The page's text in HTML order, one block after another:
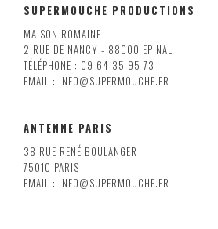
SUPERMOUCHE PRODUCTIONS
MAISON ROMAINE
2 RUE DE NANCY - 88000 EPINAL
TÉLÉPHONE : 09 64 35 95 73
EMAIL : INFO@SUPERMOUCHE.FR
ANTENNE PARIS
38 RUE RENÉ BOULANGER
75010 PARIS
EMAIL : INFO@SUPERMOUCHE.FR